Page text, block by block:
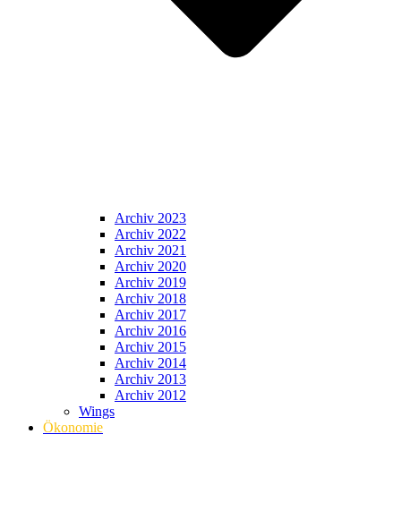
Archiv 2023
Archiv 2022
Archiv 2021
Archiv 2020
Archiv 2019
Archiv 2018
Archiv 2017
Archiv 2016
Archiv 2015
Archiv 2014
Archiv 2013
Archiv 2012
Wings
Ökonomie